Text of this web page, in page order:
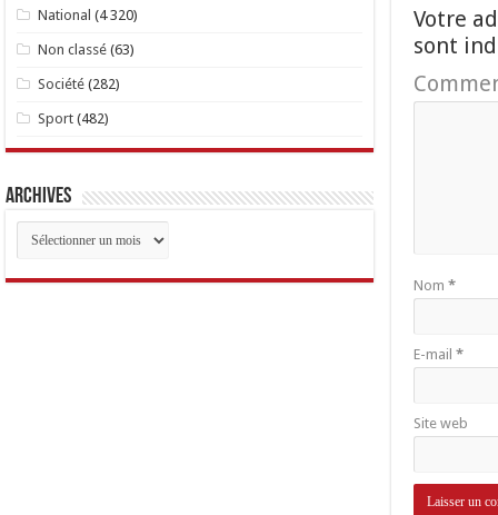
Votre
sont
Nom *
E-mail *
Site web
National (4 320)
Non classé (63)
Société (282)
Sport (482)
Archives
Archives